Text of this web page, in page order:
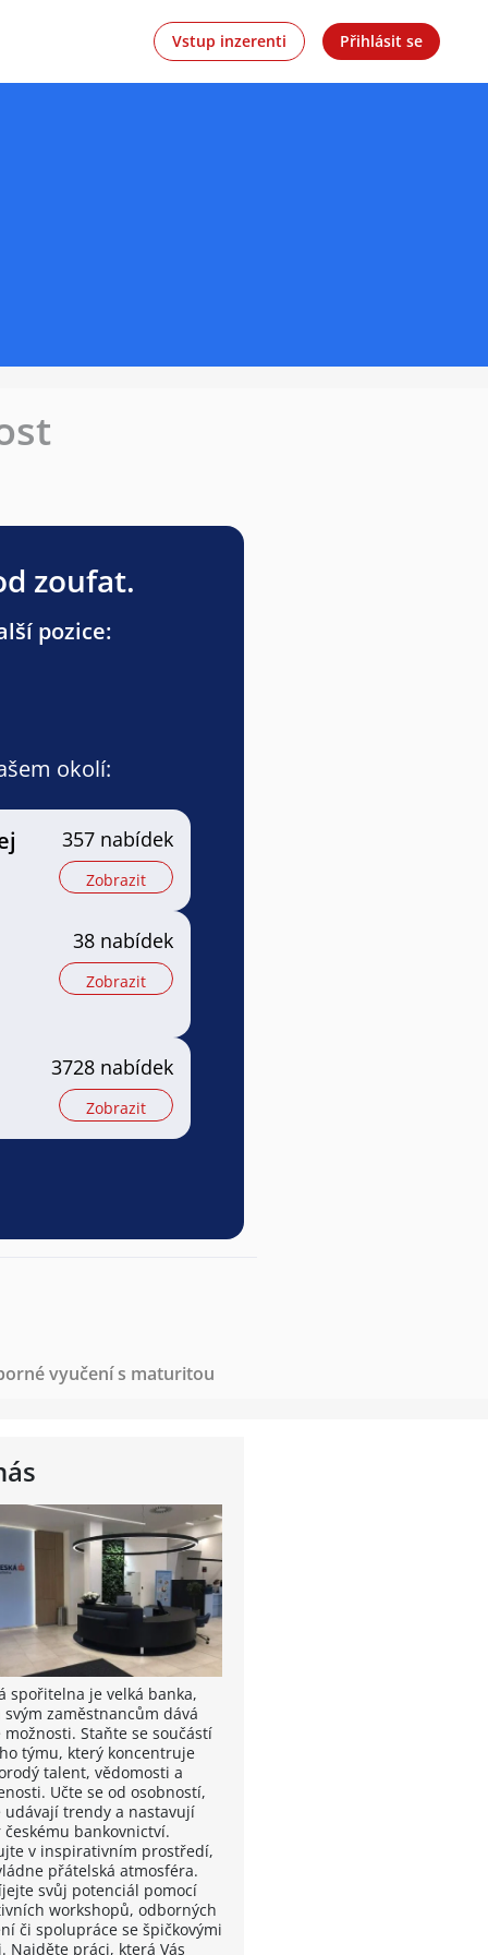
Vstup inzerenti Přihlásit se
zoufat.
pozice:
okolí:
357 nabídek
Zobrazit
38 nabídek
Zobrazit
3728 nabídek
Zobrazit
vyučení s maturitou
spořitelna je velká banka,
svým zaměstnancům dává
možnosti. Staňte se součástí
týmu, který koncentruje
talent, vědomosti a
Učte se od osobností,
udávají trendy a nastavují
českému bankovnictví.
v inspirativním prostředí,
přátelská atmosféra.
svůj potenciál pomocí
workshopů, odborných
či spolupráce se špičkovými
Najděte práci, která Vás